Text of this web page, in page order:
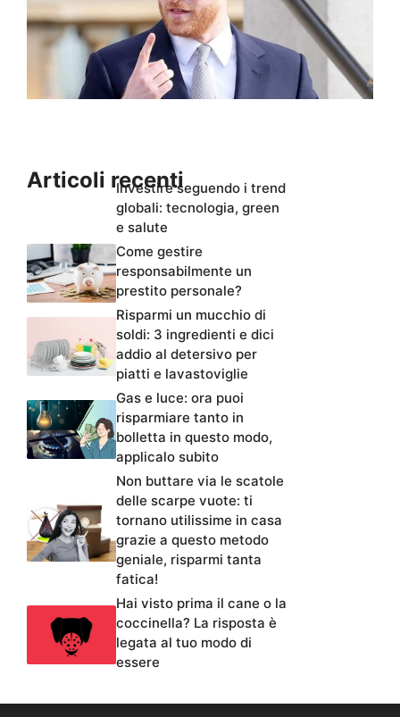
Articoli recentiInvestire seguendo i trend
globali: tecnologia, green
e salute
Come gestire
responsabilmente un
prestito personale?
Risparmi un mucchio di
soldi: 3 ingredienti e dici
addio al detersivo per
piatti e lavastoviglie
Gas e luce: ora puoi
risparmiare tanto in
bolletta in questo modo,
applicalo subito
Non buttare via le scatole
delle scarpe vuote: ti
tornano utilissime in casa
grazie a questo metodo
geniale, risparmi tanta
fatica!
Hai visto prima il cane o la
coccinella? La risposta è
legata al tuo modo di
essere